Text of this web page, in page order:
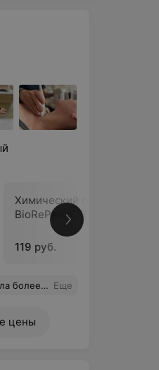
Химический пилинг
BioRePeel Cl3 (всесезонный)
119 руб.
специалисту! Еще
цены